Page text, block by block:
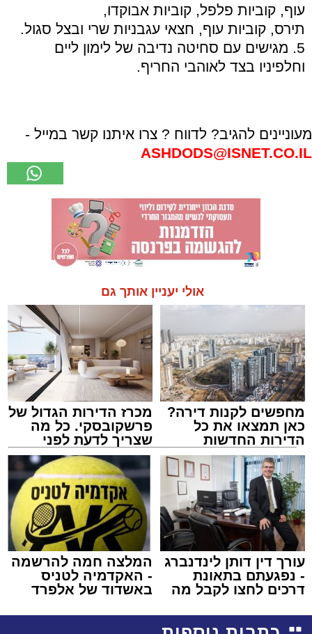
עוף, קוביות פלפל, קוביות אבוקדו,
תירס, קוביות עוף, חצאי עגבניות שרי ובצל סגול.
5. מגישים עם סחיטה נדיבה של לימון ליים
וחלפיניו בצד לאוהבי החריף.
מעוניינים להגיב? לדווח ? צרו איתנו קשר במייל -
ASHDODS@ISNET.CO.IL
אולי יעניין אותך גם
מחפשים לקנות דירה?
כאן תמצאו את כל
הדירות החדשות
למכירה באשדוד >>>
מכרז הדירות הגדול של
פרשקובסקי. כל מה
שצריך לדעת לפני
שמגישים הצעה לדירה
באשדוד
עורך דין דותן לינדנברג
- נפגעתם בתאונת
דרכים לחצו לקבל מה
המלצה חמה להרשמה
- האקדמיה לטניס
באשדוד של אלפרד